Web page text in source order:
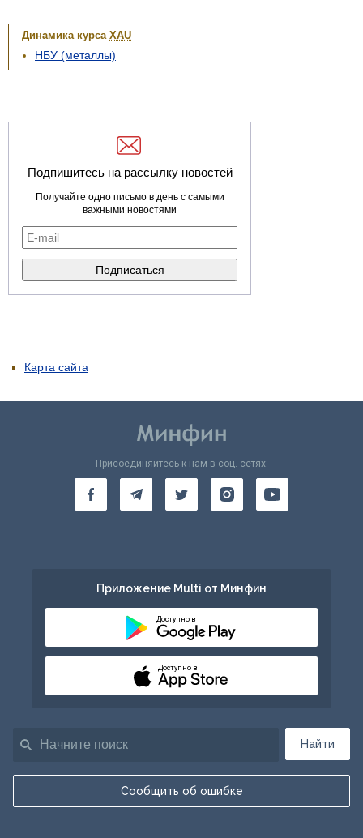
Динамика курса XAU
НБУ (металлы)
Подпишитесь на рассылку новостей
Получайте одно письмо в день с самыми
важными новостями
Карта сайта
Найти
Сообщить об ошибке
Присоединяйтесь к нам в соц. сетях:
Приложение Multi от Минфин
Доступно в
Доступно в